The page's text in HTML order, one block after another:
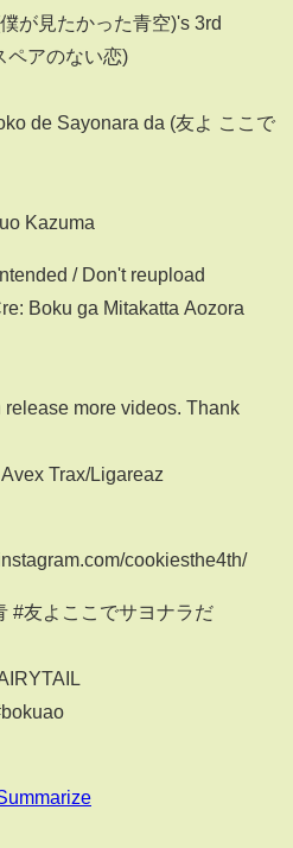
が見たかった青空)'s 3rd
ペアのない恋)
de Sayonara da (友よ ここで
Kazuma
/ Don't reupload
Boku ga Mitakatta Aozora
more videos. Thank
Trax/Ligareaz
cookiesthe4th/
#友よここでサヨナラだ